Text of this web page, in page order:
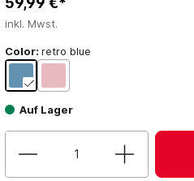
inkl. Mwst.
Color: retro blue
Auf Lager